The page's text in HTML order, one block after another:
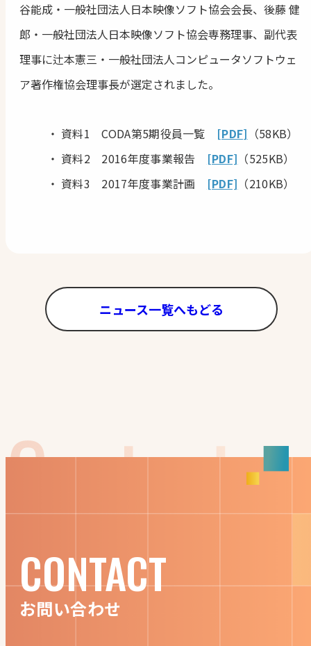
谷能成・一般社団法人日本映像ソフト協会会長、後藤 健
郎・一般社団法人日本映像ソフト協会専務理事、副代表
理事に辻本憲三・一般社団法人コンピュータソフトウェ
ア著作権協会理事長が選定されました。
資料1 CODA第5期役員一覧 [PDF] （58KB）
資料2 2016年度事業報告 [PDF] （525KB）
資料3 2017年度事業計画 [PDF] （210KB）
ニュース一覧へもどる
CONTACT
お問い合わせ